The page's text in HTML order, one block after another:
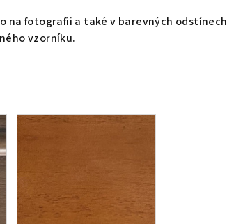
na fotografii a také v barevných odstínech
vzorníku.